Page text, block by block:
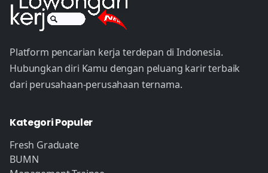
Platform pencarian kerja terdepan di Indonesia.
Hubungkan diri Kamu dengan peluang karir terbaik
dari perusahaan-perusahaan ternama.
Kategori Populer
Fresh Graduate
BUMN